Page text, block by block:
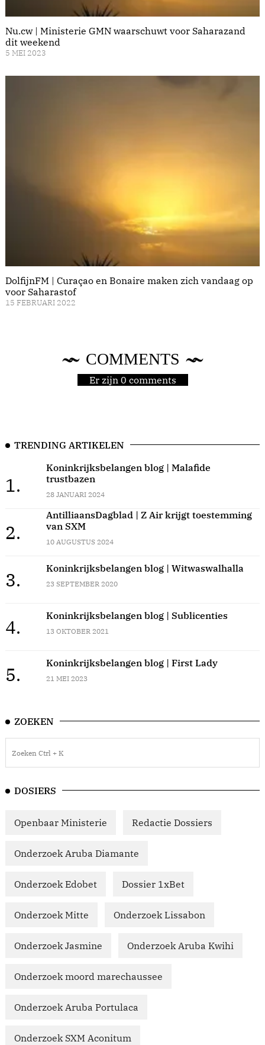
Nu.cw | Ministerie GMN waarschuwt voor Saharazand
dit weekend
5 MEI 2023
DolfijnFM | Curaçao en Bonaire maken zich vandaag op
voor Saharastof
15 FEBRUARI 2022
COMMENTS
Er zijn 0 comments
TRENDING ARTIKELEN
1.
Koninkrijksbelangen blog | Malafide
trustbazen
28 JANUARI 2024
2.
AntilliaansDagblad | Z Air krijgt toestemming
van SXM
10 AUGUSTUS 2024
3.
Koninkrijksbelangen blog | Witwaswalhalla
23 SEPTEMBER 2020
4.
Koninkrijksbelangen blog | Sublicenties
13 OKTOBER 2021
5.
Koninkrijksbelangen blog | First Lady
21 MEI 2023
ZOEKEN
DOSIERS
Openbaar Ministerie Redactie Dossiers
Onderzoek Aruba Diamante
Onderzoek Edobet Dossier 1xBet
Onderzoek Mitte Onderzoek Lissabon
Onderzoek Jasmine Onderzoek Aruba Kwihi
Onderzoek moord marechaussee
Onderzoek Aruba Portulaca
Onderzoek SXM Aconitum